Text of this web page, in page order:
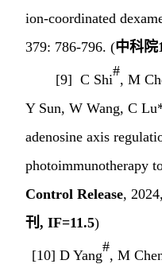
ion-coordinated
379: 786-796. (中科院
[9] C Shi
#
, M
Y Sun, W Wang, C
adenosine axis
photoimmunotherapy
Control Release,
刊, IF=11.5)
[10] D Yang
#
, M